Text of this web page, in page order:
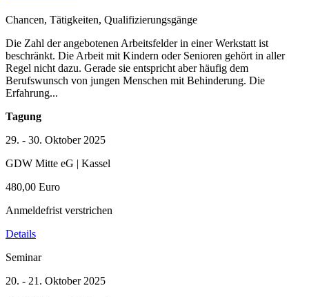
Chancen, Tätigkeiten, Qualifizierungsgänge
Die Zahl der angebotenen Arbeitsfelder in einer Werkstatt ist
beschränkt. Die Arbeit mit Kindern oder Senioren gehört in aller
Regel nicht dazu. Gerade sie entspricht aber häufig dem
Berufswunsch von jungen Menschen mit Behinderung. Die
Erfahrung...
Tagung
29. - 30. Oktober 2025
GDW Mitte eG | Kassel
480,00 Euro
Anmeldefrist verstrichen
Details
Seminar
20. - 21. Oktober 2025